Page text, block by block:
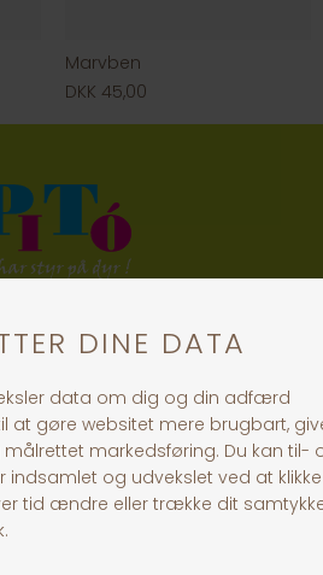
Marvben
DKK 45,00
Pitó Auning
10A
8963 Auning